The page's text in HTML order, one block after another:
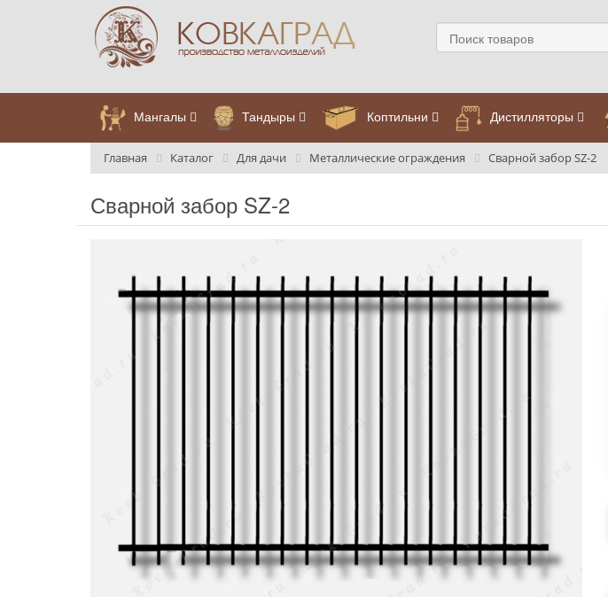
Мангалы Тандыры Коптильни Дистилляторы
Главная Каталог Для дачи Металлические ограждения Сварной забор SZ-2
Сварной забор SZ-2